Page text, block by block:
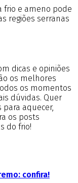
frio e ameno pode
regiões serranas
dicas e opiniões
os melhores
os momentos
dúvidas. Quer
aquecer,
os posts
do frio!
confira!